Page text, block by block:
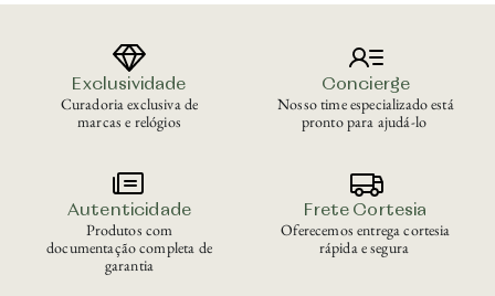
Exclusividade
Curadoria exclusiva de
marcas e relógios
Concierge
Nosso time especializado está
pronto para ajudá-lo
Autenticidade
Produtos com
documentação completa de
garantia
Frete Cortesia
Oferecemos entrega cortesia
rápida e segura